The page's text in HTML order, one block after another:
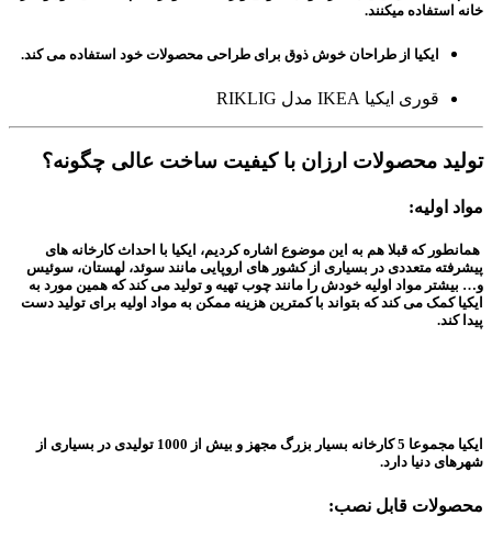
خانه استفاده میکنند.
ایکیا از طراحان خوش ذوق برای طراحی محصولات خود استفاده می کند.
قوری ایکیا IKEA مدل RIKLIG
تولید محصولات ارزان با کیفیت ساخت عالی چگونه؟
مواد اولیه:
همانطور که قبلا هم به این موضوع اشاره کردیم، ایکیا با احداث کارخانه های
پیشرفته متعددی در بسیاری از کشور های اروپایی مانند سوئد، لهستان، سوئیس
و… بیشتر مواد اولیه خودش را مانند چوب تهیه و تولید می کند که همین مورد به
ایکیا کمک می کند که بتواند با کمترین هزینه ممکن به مواد اولیه برای تولید دست
پیدا کند.
ایکیا مجموعا 5 کارخانه بسیار بزرگ مجهز و بیش از 1000 تولیدی در بسیاری از
شهرهای دنیا دارد.
محصولات قابل نصب: